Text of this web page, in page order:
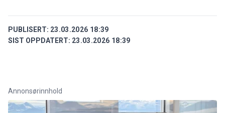
PUBLISERT: 23.03.2026 18:39
SIST OPPDATERT: 23.03.2026 18:39
Annonsørinnhold